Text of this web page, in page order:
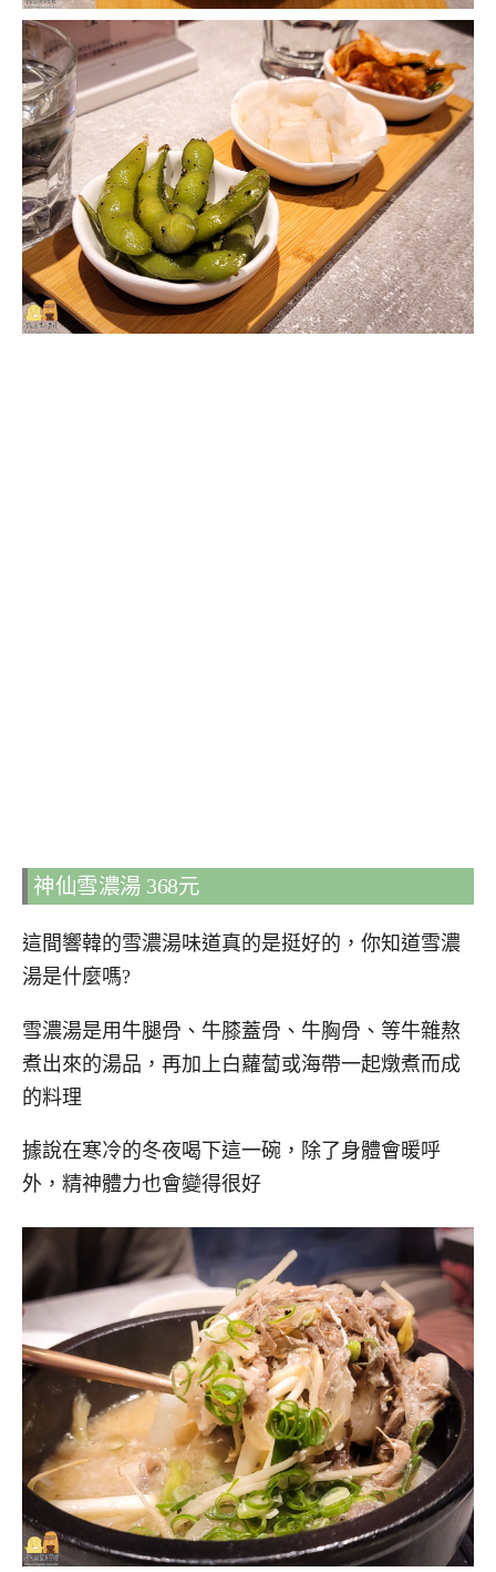
神仙雪濃湯 368元
這間響韓的雪濃湯味道真的是挺好的，你知道雪濃
湯是什麼嗎?
雪濃湯是用牛腿骨、牛膝蓋骨、牛胸骨、等牛雜熬
煮出來的湯品，再加上白蘿蔔或海帶一起燉煮而成
的料理
據說在寒冷的冬夜喝下這一碗，除了身體會暖呼
外，精神體力也會變得很好